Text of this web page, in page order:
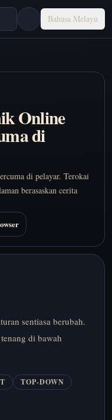
Bahasa Melayu
Online
di
di pelayar. Terokai
berasaskan cerita
sentiasa berubah.
di bawah
TOP-DOWN